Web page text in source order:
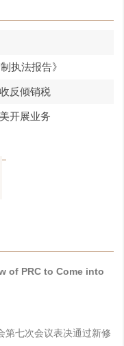
执法报告》
反倾销税
开展业务
of PRC to Come into
第七次会议表决通过新修